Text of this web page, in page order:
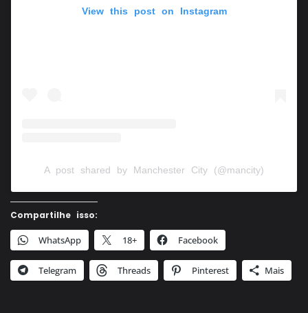
View this post on Instagram
A post shared by Manchester City (@mancity)
Compartilhe isso:
WhatsApp 18+ Facebook
Telegram Threads Pinterest Mais